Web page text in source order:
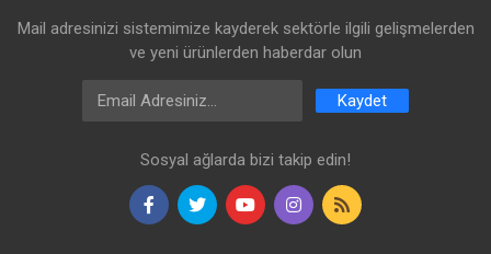
Mail adresinizi sistemimize kayderek sektörle ilgili gelişmelerden
ve yeni ürünlerden haberdar olun
Email Address
Kaydet
Sosyal ağlarda bizi takip edin!